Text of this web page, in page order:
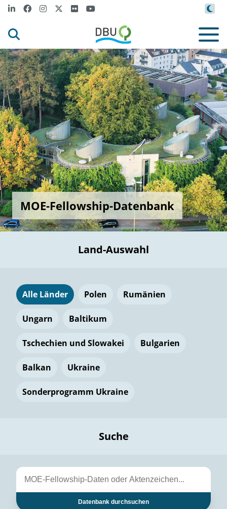
MOE-Fellowship-Datenbank
Land-Auswahl
Alle Länder Polen Rumänien
Ungarn Baltikum
Tschechien und Slowakei Bulgarien
Balkan Ukraine
Sonderprogramm Ukraine
Suche
Datenbank durchsuchen